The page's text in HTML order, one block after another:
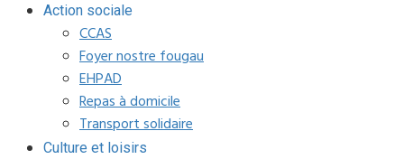
Action sociale
CCAS
Foyer nostre fougau
EHPAD
Repas à domicile
Transport solidaire
Culture et loisirs